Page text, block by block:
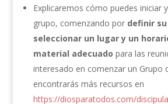
Explicaremos cómo puedes iniciar
grupo, comenzando por definir
seleccionar un lugar y un
material adecuado para las
interesado en comenzar un Grupo
encontrarás más recursos en
https://diosparatodos.com/